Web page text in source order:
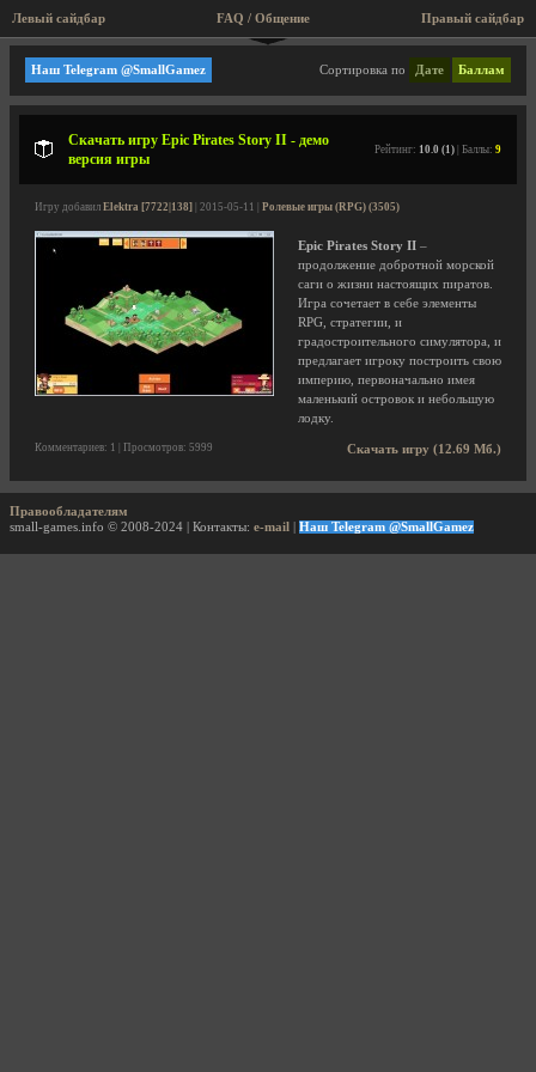
Левый сайдбар Правый сайдбар
FAQ / Общение
Epic Devs
Сортировка по Дате Баллам
Наш Telegram @SmallGamez
Скачать игру Epic Pirates Story II - демо
версия игры
Рейтинг: 10.0 (1) | Баллы: 9
Игру добавил Elektra [7722|138] | 2015-05-11 | Ролевые игры (RPG) (3505)
Epic Pirates Story II –
продолжение добротной морской
саги о жизни настоящих пиратов.
Игра сочетает в себе элементы
RPG, стратегии, и
градостроительного симулятора, и
предлагает игроку построить свою
империю, первоначально имея
маленький островок и небольшую
лодку.
Скачать игру (12.69 Мб.)
Комментариев: 1 | Просмотров: 5999
Правообладателям
small-games.info © 2008-2024 | Контакты: e-mail Наш Telegram @SmallGamez